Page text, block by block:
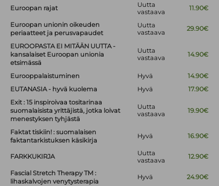
Euroopan rajat
Uutta
vastaava
11.90€
Euroopan unionin oikeuden
periaatteet ja perusvapaudet
Uutta
vastaava
29.90€
EUROOPASTA EI MITÄÄN UUTTA -
kansalaiset Euroopan unionia
etsimässä
Uutta
vastaava
14.90€
Eurooppalaistuminen Hyvä
14.90€
EUTANASIA - hyvä kuolema
Hyvä
17.90€
Exit : 15 inspiroivaa tositarinaa
suomalaisista yrittäjistä, jotka loivat
menestyksen tyhjästä
Uutta
vastaava
19.90€
Faktat tiskiin! : suomalaisen
faktantarkistuksen käsikirja
Hyvä 16.90€
FARKKUKIRJA
Uutta
vastaava
12.90€
Fascial Stretch Therapy TM :
lihaskalvojen venytysterapia
Hyvä 24.90€